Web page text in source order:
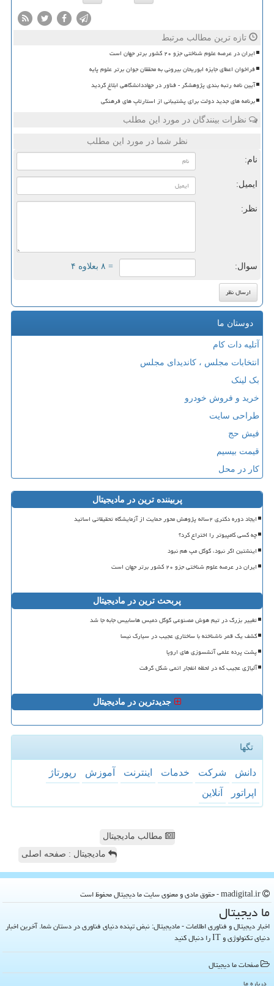
تازه ترین مطالب مرتبط
ایران در عرصه علوم شناختی جزو ۲۰ کشور برتر جهان است
فراخوان اعطای جایزه ابوریحان بیرونی به محققان جوان برتر علوم پایه
آیین نامه رتبه بندی پژوهشگر - فناور در جهاددانشگاهی ابلاغ گردید
برنامه های جدید دولت برای پشتیبانی از استارتاپ های فرهنگی
نظرات بینندگان در مورد این مطلب
نظر شما در مورد این مطلب
نام:
ایمیل:
نظر:
سوال: = ۸ بعلاوه ۴
دوستان ما
آتلیه دات کام
انتخابات مجلس ، کاندیدای مجلس
بک لینک
خرید و فروش خودرو
طراحی سایت
فیش حج
قیمت بیسیم
کار در محل
پربیننده ترین در مادیجیتال
ایجاد دوره دکتری ۲ساله پژوهش محور حمایت از آزمایشگاه تحقیقاتی اساتید
چه کسی کامپیوتر را اختراع کرد؟
اینشتین اگر نبود، گوگل مپ هم نبود
ایران در عرصه علوم شناختی جزو ۲۰ کشور برتر جهان است
پربحث ترین در مادیجیتال
تغییر بزرگ در تیم هوش مصنوعی گوگل دمیس هاسابیس جابه جا شد
کشف یک قمر ناشناخته با ساختاری عجیب در سیارک نیسا
پشت پرده علمی آتشسوزی های اروپا
آلیاژی عجیب که در لحظه انفجار اتمی شکل گرفت
جدیدترین در مادیجیتال
تگها
دانش شركت خدمات اینترنت آموزش
رپورتاژ
اپراتور
آنلاین
مطالب مادیجیتال
مادیجیتال : صفحه اصلی
ما دیجیتال
اخبار دیجیتال و فناوری اطلاعات - مادیجیتال: نبض تپنده دنیای فناوری در دستان شما. آخرین اخبار
دنیای تکنولوژی و IT را دنبال کنید
صفحات ما دیجیتال
درباره ما